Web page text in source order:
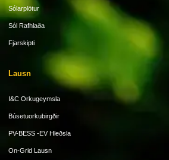
Sólarplötur
Sól Rafhlaða
Fjarskipti
Lausn
I&C Orkugeymsla
Búsetuorkubirgðir
PV-BESS -EV Hleðsla
On-Grid Lausn